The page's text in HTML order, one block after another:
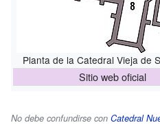
Planta de la Catedral Vieja de
Sitio web oficial
No debe confundirse con Catedral